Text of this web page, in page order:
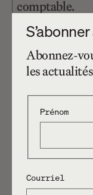
comptable.
Super Meta
Abonnez-
les
Prénom
Courriel